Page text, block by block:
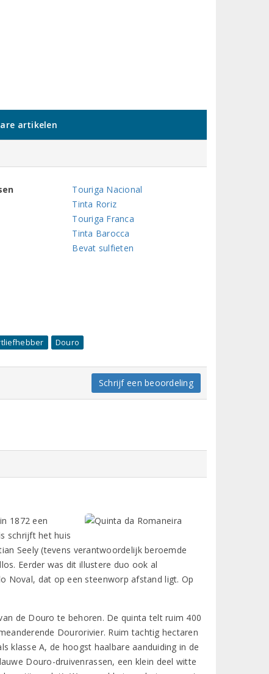
artikelen
Touriga Nacional
Tinta Roriz
Touriga Franca
Tinta Barocca
Bevat sulfieten
Douro
Schrijf een beoordeling
1872 een
schrijft het huis
Seely (tevens verantwoordelijk beroemde
Eerder was dit illustere duo ook al
Noval, dat op een steenworp afstand ligt. Op
de Douro te behoren. De quinta telt ruim 400
Dourorivier. Ruim tachtig hectaren
klasse A, de hoogst haalbare aanduiding in de
Douro-druivenrassen, een klein deel witte